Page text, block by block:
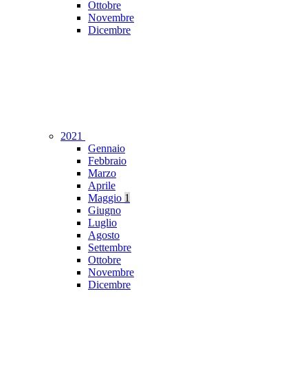
Ottobre
Novembre
Dicembre
2021
Gennaio
Febbraio
Marzo
Aprile
Maggio 1
Giugno
Luglio
Agosto
Settembre
Ottobre
Novembre
Dicembre